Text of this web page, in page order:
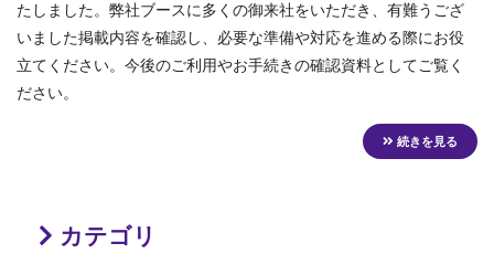
たしました。弊社ブースに多くの御来社をいただき、有難うござ
いました掲載内容を確認し、必要な準備や対応を進める際にお役
立てください。今後のご利用やお手続きの確認資料としてご覧く
ださい。
続きを見る
カテゴリ